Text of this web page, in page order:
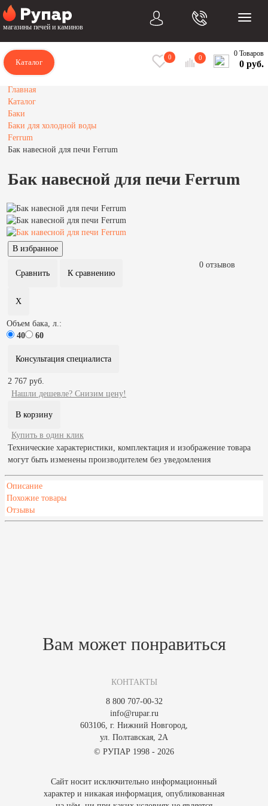
магазины печей и каминов
Каталог
0 0 0 Товаров
0 руб.
Главная
Каталог
Баки
Баки для холодной воды
Ferrum
Бак навесной для печи Ferrum
Бак навесной для печи Ferrum
0 отзывов
Объем бака, л.:
40
60
Консультация специалиста
2 767 руб.
Нашли дешевле? Снизим цену!
Купить в один клик
Технические характеристики, комплектация и изображение товара
могут быть изменены производителем без уведомления
Описание
Похожие товары
Отзывы
Вам может понравиться
КОНТАКТЫ
8 800 707-00-32
info@rupar.ru
603106, г. Нижний Новгород,
ул. Полтавская, 2А
© РУПАР 1998 - 2026
Сайт носит исключительно информационный
характер и никакая информация, опубликованная